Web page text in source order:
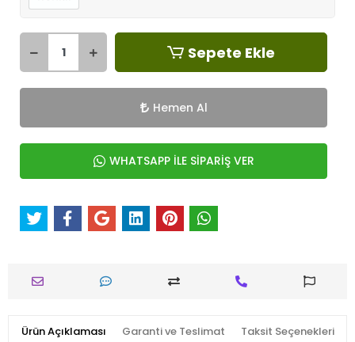
Sepete Ekle
Hemen Al
WHATSAPP İLE SİPARİŞ VER
Ürün Açıklaması Garanti ve Teslimat Taksit Seçenekleri